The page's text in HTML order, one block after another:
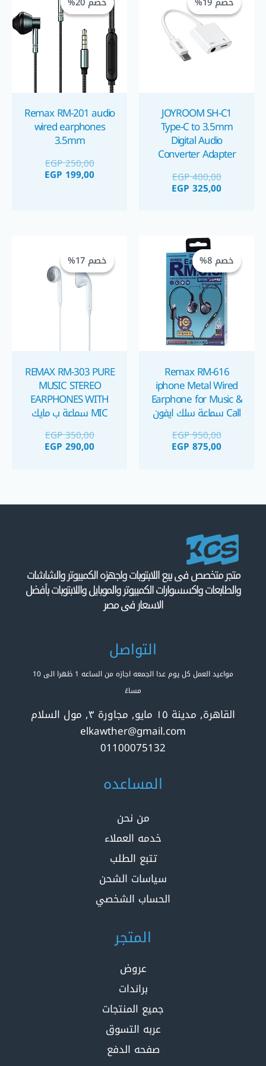
JOYROOM SH-C1
Type-C to 3.5mm
Digital Audio
Converter Adapter
EGP400,00
EGP 400,00.
EGP 325,00
EGP 325,00.
Remax RM-201 audio
wired earphones
3.5mm
EGP250,00
250,00.
EGP 199,00
199,00.
خصم 8%
خصم 8%
Remax RM-616
iphone Metal Wired
Earphone for Music &
Call سماعة سلك ايفون
EGP950,00
الأصلي
هو:
EGP 950,00.
EGP 875,00
الحالي
هو:
EGP 875,00.
خصم 17%
خصم 17%
REMAX RM-303 PURE
MUSIC STEREO
EARPHONES WITH
MIC سماعة ب مايك
EGP350,00
EGP 290,00
متجر متخصص فى بيع اللابتوبات واجهزه الكمبيوتر والشاشات
والطابعات واكسسوارات الكمبيوتر والموبايل واللابتوبات بأفضل
الاسعار فى مصر
التواصل
مواعيد العمل كل يوم عدا الجمعه اجازه من الساعه 1 ظهرا الى 10
مساءً
القاهرة, مدينة ١٥ مايو, مجاورة ٣, مول السلام
elkawther@gmail.com
01100075132
المساعده
من نحن
خدمه العملاء
تتبع الطلب
سياسات الشحن
الحساب الشخصي
المتجر
عروض
براندات
جميع المنتجات
عربه التسوق
صفحه الدفع